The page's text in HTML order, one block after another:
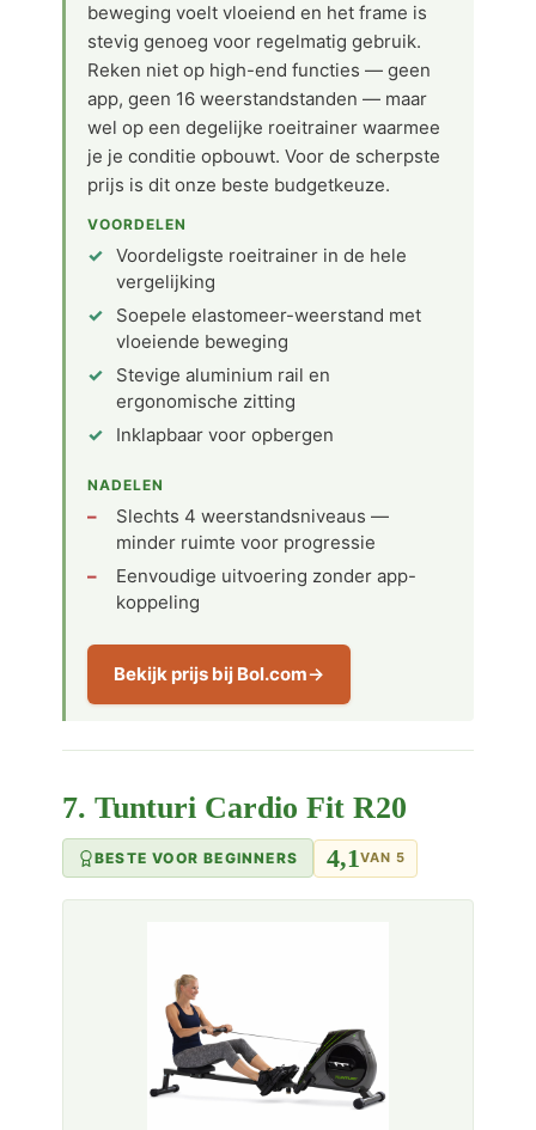
beweging voelt vloeiend en het frame is
stevig genoeg voor regelmatig gebruik.
Reken niet op high-end functies — geen
app, geen 16 weerstandstanden — maar
wel op een degelijke roeitrainer waarmee
je je conditie opbouwt. Voor de scherpste
prijs is dit onze beste budgetkeuze.
VOORDELEN
Voordeligste roeitrainer in de hele
vergelijking
Soepele elastomeer-weerstand met
vloeiende beweging
Stevige aluminium rail en
ergonomische zitting
Inklapbaar voor opbergen
NADELEN
Slechts 4 weerstandsniveaus —
minder ruimte voor progressie
Eenvoudige uitvoering zonder app-
koppeling
Bekijk prijs bij Bol.com
7. Tunturi Cardio Fit R20
BESTE VOOR BEGINNERS 4,1 VAN 5